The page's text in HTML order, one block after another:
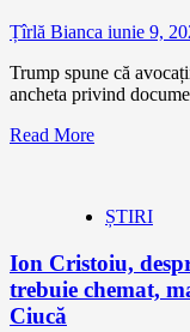
Țîrlă Bianca iunie 9,
Trump spune că
ancheta privind
Read More
ȘTIRI
Ion Cristoiu,
trebuie chemat,
Ciucă